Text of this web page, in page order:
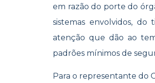
em razão do porte do
sistemas envolvidos,
atenção que dão ao
padrões mínimos de
Para o representante do